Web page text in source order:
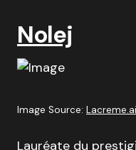
Nolej
Image Source: Lacreme.ai
Lauréate du